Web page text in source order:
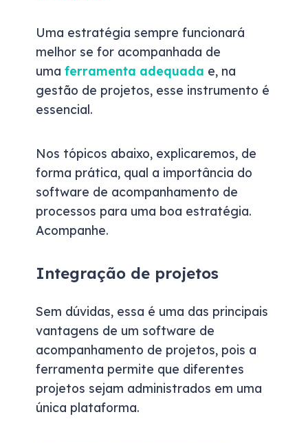
Uma estratégia sempre funcionará
melhor se for acompanhada de
uma ferramenta adequada e, na
gestão de projetos, esse instrumento é
essencial.
Nos tópicos abaixo, explicaremos, de
forma prática, qual a importância do
software de acompanhamento de
processos para uma boa estratégia.
Acompanhe.
Integração de projetos
Sem dúvidas, essa é uma das principais
vantagens de um software de
acompanhamento de projetos, pois a
ferramenta permite que diferentes
projetos sejam administrados em uma
única plataforma.